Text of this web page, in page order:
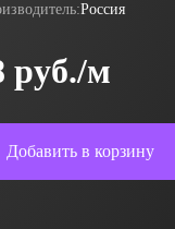
Россия
руб./м
Добавить в корзину